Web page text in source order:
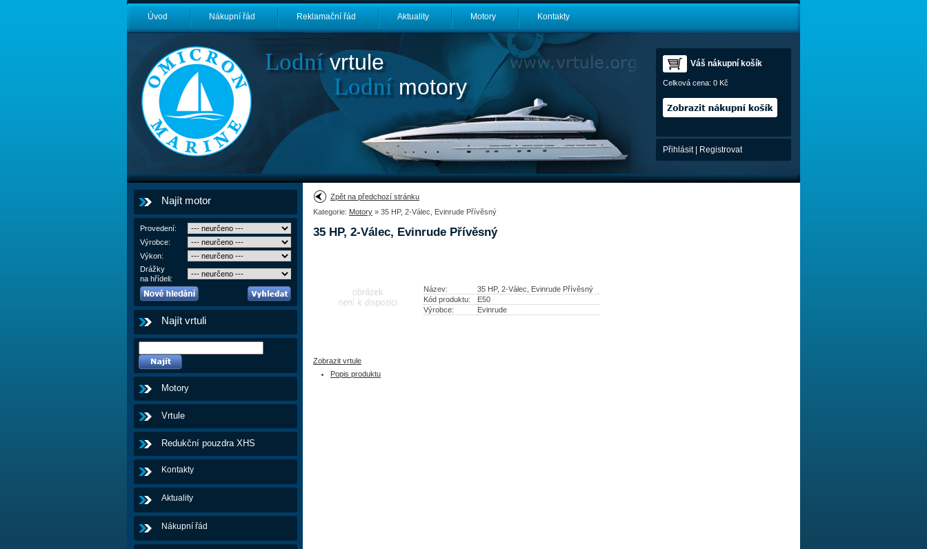
Úvod Nákupní řád Reklamační řád Aktuality Motory Kontakty
Lodnívrtule
Lodnímotory
Váš nákupní košík
Celková cena: 0 Kč
Přihlásit| Registrovat
Najít motor
Provedení:
Výrobce:
Výkon:
Drážky
na hřídeli:
Najít vrtuli
Motory
Vrtule
Redukční pouzdra XHS
Kontakty
Aktuality
Nákupní řád
Zpět na předchozí stránku
Kategorie: Motory » 35 HP, 2-Válec, Evinrude Přívěsný
35 HP, 2-Válec, Evinrude Přívěsný
Název:
35 HP, 2-Válec, Evinrude Přívěsný
Kód produktu:
E50
Výrobce:
Evinrude
Zobrazit vrtule
Popis produktu